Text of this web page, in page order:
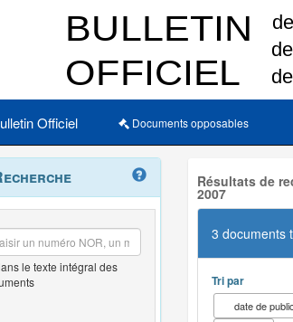
Officiel Documents opposables
le texte intégral des
Résultats de
2007
3 documents
Tri par
date de